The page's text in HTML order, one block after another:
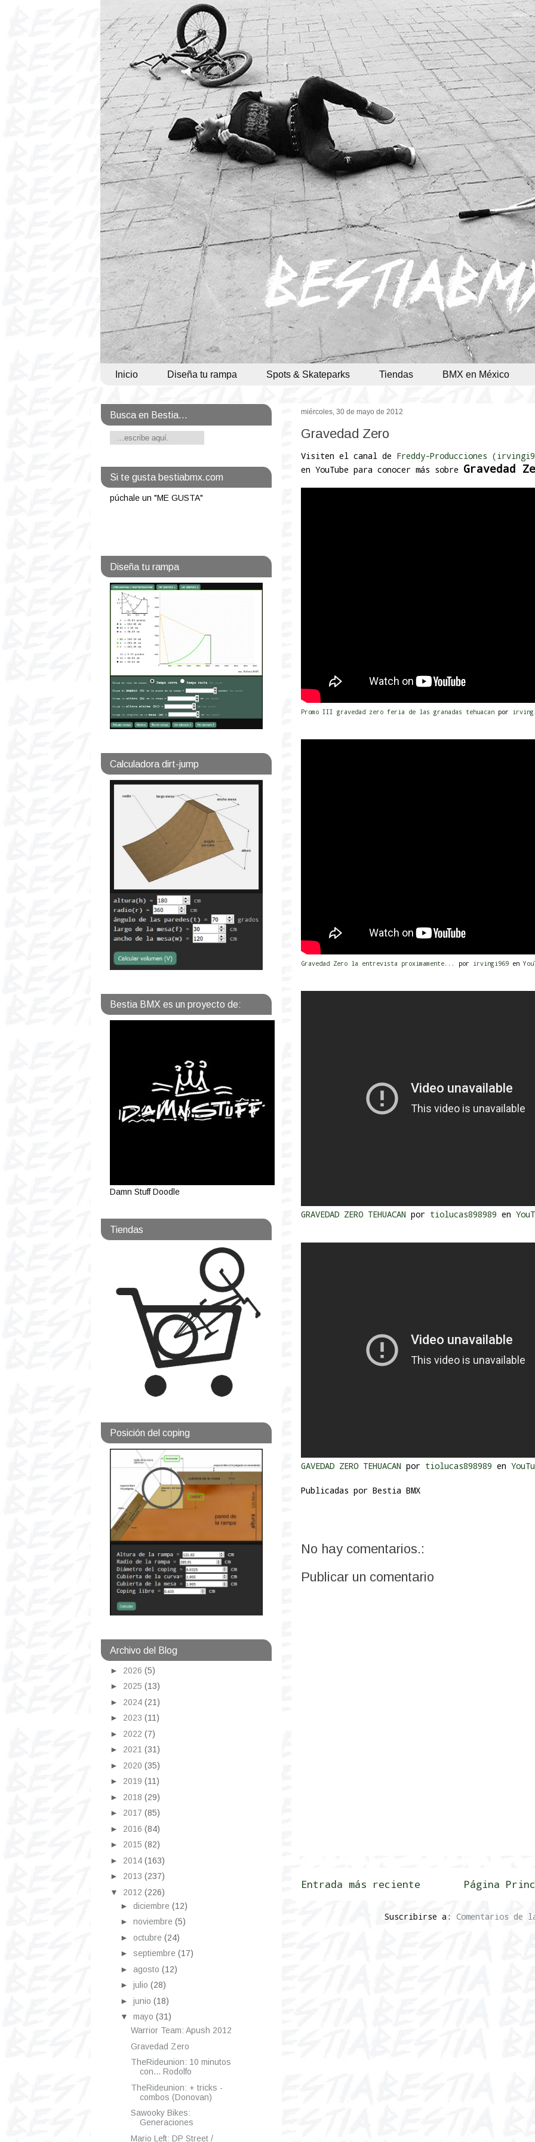
Inicio Diseña tu rampa Spots & Skateparks Tiendas BMX en México
miércoles, 30 de mayo de 2012
Gravedad Zero
Visiten el canal de Freddy-Producciones
en YouTube para conocer más sobre Gravedad
Promo III gravedad zero feria de las granadas tehuacan por
Gravedad Zero la entrevista proximamente... por irvingi969 en
GRAVEDAD ZERO TEHUACAN por tiolucas898989 en
GAVEDAD ZERO TEHUACAN por tiolucas898989 en
Publicadas por Bestia BMX
No hay comentarios.:
Publicar un comentario
Entrada más reciente Página
Suscribirse a: Comentarios de
Busca en Bestia...
Si te gusta bestiabmx.com
púchale un "ME GUSTA"
Diseña tu rampa
Calculadora dirt-jump
Bestia BMX es un proyecto de:
Damn Stuff Doodle
Tiendas
Posición del coping
Archivo del Blog
► 2026 (5)
► 2025 (13)
► 2024 (21)
► 2023 (11)
► 2022 (7)
► 2021 (31)
► 2020 (35)
► 2019 (11)
► 2018 (29)
► 2017 (85)
► 2016 (84)
► 2015 (82)
► 2014 (163)
► 2013 (237)
▼ 2012 (226)
► diciembre (12)
► noviembre (5)
► octubre (24)
► septiembre (17)
► agosto (12)
► julio (28)
► junio (18)
▼ mayo (31)
Warrior Team: Apush 2012
Gravedad Zero
TheRideunion: 10 minutos
con... Rodolfo
TheRideunion: + tricks -
combos (Donovan)
Sawooky Bikes:
Generaciones
Mario Left: DP Street /